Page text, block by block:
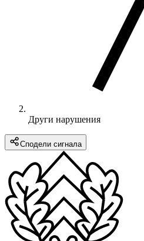
Други нарушения
Сподели сигнала